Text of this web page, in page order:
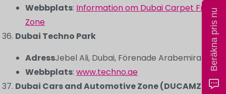
Webbplats: Information om Dubai Carpet Free
Zone
Dubai Techno Park
AdressJebel Ali, Dubai, Förenade Arabemiraten
Webbplats: www.techno.ae
Dubai Cars and Automotive Zone (DUCAMZ)
Beräkna pris nu